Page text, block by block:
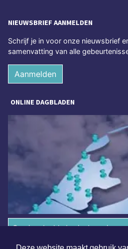
NIEUWSBRIEF AANMELDEN
Schrijf je in voor onze nieuwsbrief
samenvatting van alle
Aanmelden
ONLINE DAGBLADEN
Overige dagbladen in de regio